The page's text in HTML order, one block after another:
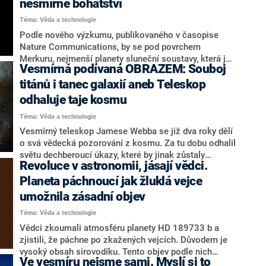
dojde k tomu až za pár miliard let.
nesmírné bohatství
Téma: Věda a technologie
Podle nového výzkumu, publikovaného v časopise
Nature Communications, by se pod povrchem
Merkuru, nejmenší planety sluneční soustavy, která je
nejblíže Slunci, mohla nacházet vrstva diamantů o
tloušťce až 18 kilometrů. Informovalo o tom
zpravodajství CNN.
Vesmírná podívaná OBRAZEM: Souboj
titánů i tanec galaxií aneb Teleskop
odhaluje taje kosmu
Téma: Věda a technologie
Vesmírný teleskop Jamese Webba se již dva roky dělí
o svá vědecká pozorování z kosmu. Za tu dobu odhalil
světu dechberoucí úkazy, které by jinak zůstaly
nepoznány. Mezi ně se řadí tančící galaxie, „souboj
titánů“, vesmírné letokruhy, monumentální hvězdy či
impozantní prstence. Podívejte se, co vše z kosmu
dokázal přiblížit jediný teleskop.
Revoluce v astronomii, jásají vědci.
Planeta páchnoucí jak žluklá vejce
umožnila zásadní objev
Téma: Věda a technologie
Vědci zkoumali atmosféru planety HD 189733 b a
zjistili, že páchne po zkažených vejcích. Důvodem je
vysoký obsah sirovodíku. Tento objev podle nich
výrazně pomůže k pochopení vzniku planet,
Ve vesmíru nejsme sami. Myslí si to